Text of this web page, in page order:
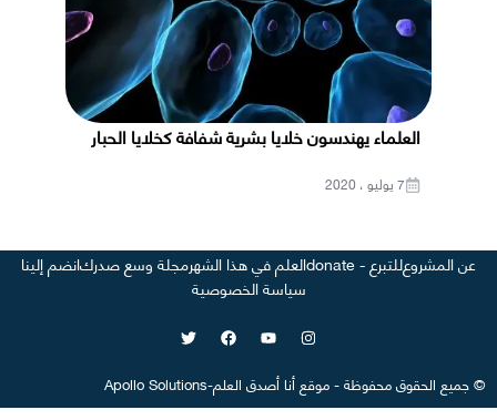
العلماء يهندسون خلايا بشرية شفافة كخلايا الحبار
7 يوليو ، 2020
عن المشروعللتبرع - donate العلم في هذا الشهرمجلة وسع صدركانضم إلينا
سياسة الخصوصية
©جميع الحقوق محفوظة-موقع أنا أصدق العلم-
Apollo Solutions